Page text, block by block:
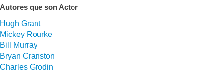
Autores que son Actor
Hugh Grant
Mickey Rourke
Bill Murray
Bryan Cranston
Charles Grodin